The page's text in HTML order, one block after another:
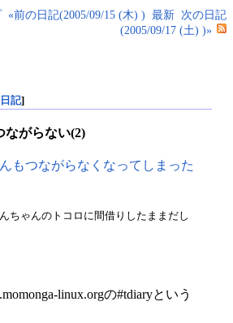
«前の日記(2005/09/15 (木) ) 最新 次の日記
(2005/09/17 (土) )»
記]
ながらない(2)
もつながらなくなってしまった
ちゃんのトコロに間借りしたままだし
linux.orgの#tdiaryという